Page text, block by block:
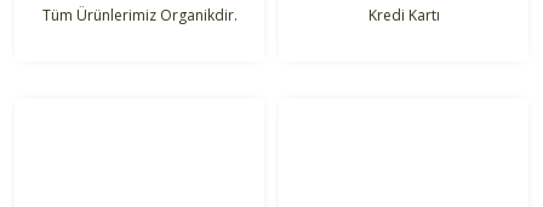
Ürün bilgilerinde hatalar bulunuyor.
Tüm Ürünlerimiz Organikdir. Kredi Kartı